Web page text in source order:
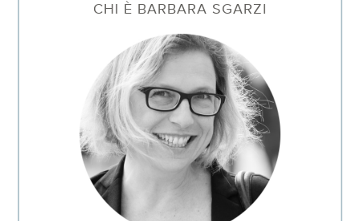
CHI È BARBARA SGARZI